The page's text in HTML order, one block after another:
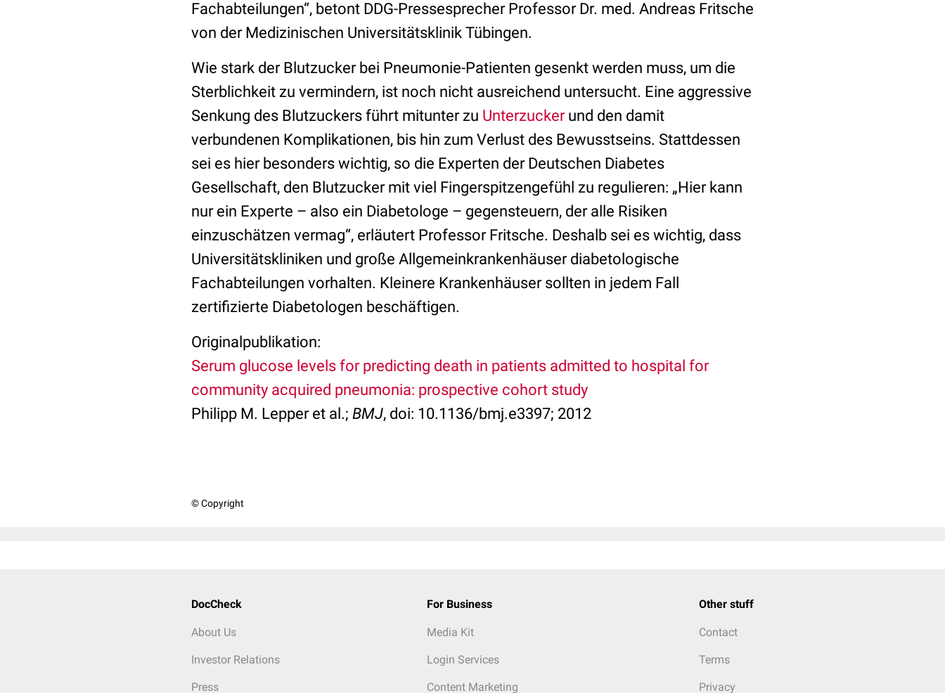
Fachabteilungen“, betont DDG-Pressesprecher Professor Dr. med. Andreas Fritsche
von der Medizinischen Universitätsklinik Tübingen.
Wie stark der Blutzucker bei Pneumonie-Patienten gesenkt werden muss, um die
Sterblichkeit zu vermindern, ist noch nicht ausreichend untersucht. Eine aggressive
Senkung des Blutzuckers führt mitunter zu Unterzuckerund den damit
verbundenen Komplikationen, bis hin zum Verlust des Bewusstseins. Stattdessen
sei es hier besonders wichtig, so die Experten der Deutschen Diabetes
Gesellschaft, den Blutzucker mit viel Fingerspitzengefühl zu regulieren: „Hier kann
nur ein Experte – also ein Diabetologe – gegensteuern, der alle Risiken
einzuschätzen vermag“, erläutert Professor Fritsche. Deshalb sei es wichtig, dass
Universitätskliniken und große Allgemeinkrankenhäuser diabetologische
Fachabteilungen vorhalten. Kleinere Krankenhäuser sollten in jedem Fall
zertifizierte Diabetologen beschäftigen.
Originalpublikation:
Serum glucose levels for predicting death in patients admitted to hospital for
community acquired pneumonia: prospective cohort study
Philipp M. Lepper et al.; BMJ, doi: 10.1136/bmj.e3397; 2012
© Copyright
DocCheck
About Us
Investor Relations
Press
For Business
Media Kit
Login Services
Content Marketing
Other stuff
Contact
Terms
Privacy